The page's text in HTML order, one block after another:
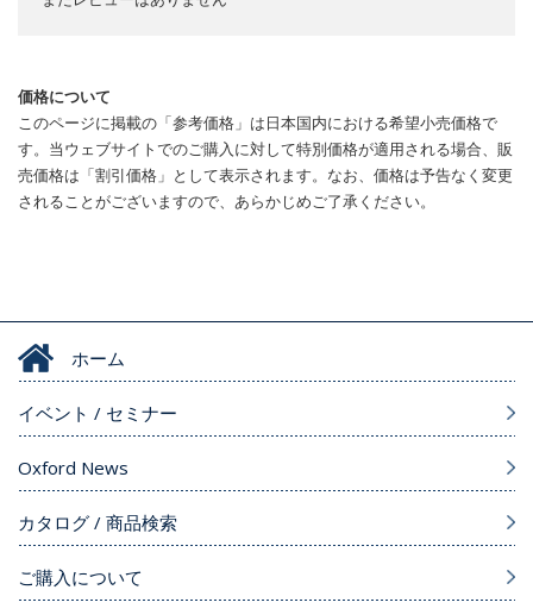
価格について
このページに掲載の「参考価格」は日本国内における希望小売価格で
す。当ウェブサイトでのご購入に対して特別価格が適用される場合、販
売価格は「割引価格」として表示されます。なお、価格は予告なく変更
されることがございますので、あらかじめご了承ください。
ホーム
イベント / セミナー
Oxford News
カタログ / 商品検索
ご購入について